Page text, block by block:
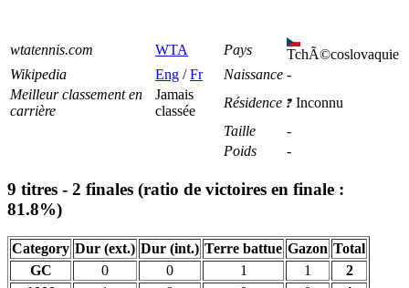
wtatennis.com WTA Pays
TchÃ©coslovaquie
Wikipedia
Eng /Fr Naissance -
Meilleur classement en
carrière
Jamais
classée
Résidence
Inconnu
Taille
-
Poids
-
9 titres - 2 finales (ratio de victoires en finale :
81.8%)
Category Dur (ext.) Dur (int.) Terre battue Gazon Total
GC
0 0 1 1
2